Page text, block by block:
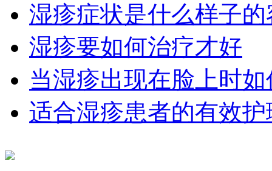
湿疹症状是什么样子
湿疹要如何治疗才好
当湿疹出现在脸上时
适合湿疹患者的有效